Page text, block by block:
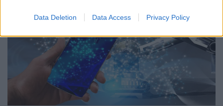
Data Deletion Data Access Privacy Policy